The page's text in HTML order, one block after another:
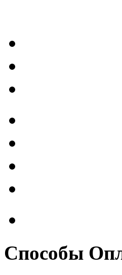
Способы